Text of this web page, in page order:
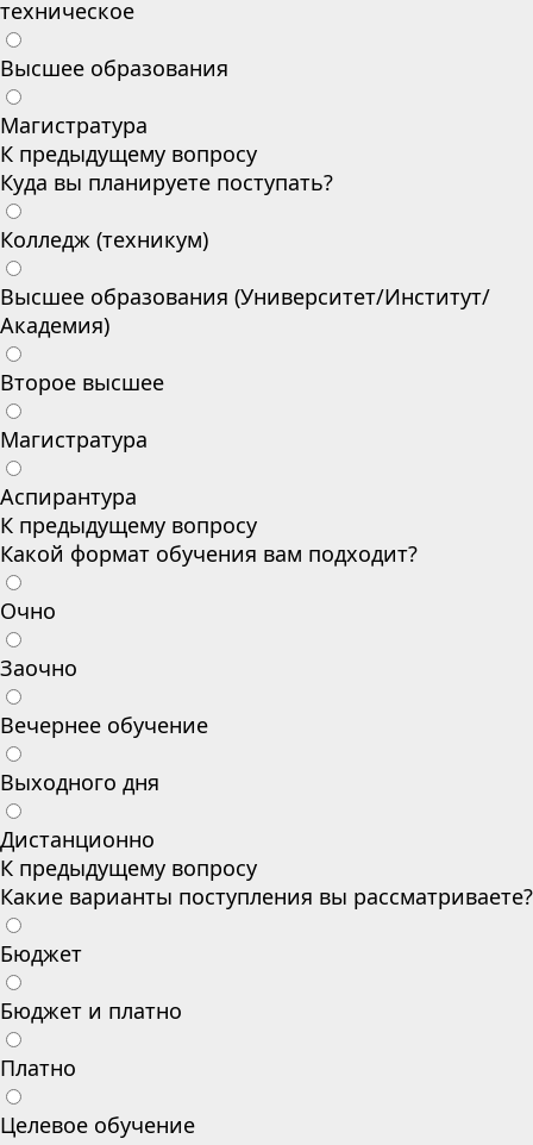
техническое
Высшее образования
Магистратура
К предыдущему вопросу
Куда вы планируете поступать?
Колледж (техникум)
Высшее образования (Университет/Институт/
Академия)
Второе высшее
Магистратура
Аспирантура
К предыдущему вопросу
Какой формат обучения вам подходит?
Очно
Заочно
Вечернее обучение
Выходного дня
Дистанционно
К предыдущему вопросу
Какие варианты поступления вы рассматриваете?
Бюджет
Бюджет и платно
Платно
Целевое обучение